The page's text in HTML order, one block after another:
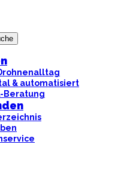
& automatisiert
Beratung